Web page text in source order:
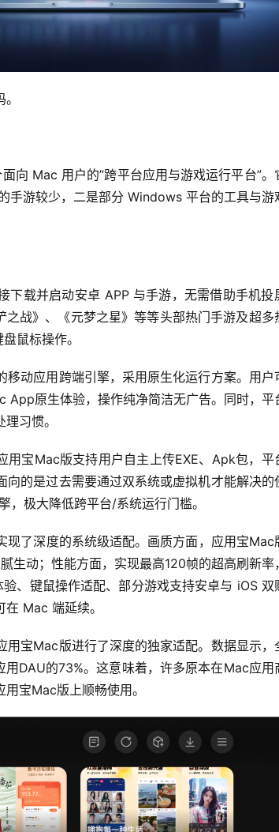
向 Mac 用户的”跨平台应用与游戏运行平台”。
手游较少，二是部分 Windows 平台的工具与游
下载并启动安卓 APP 与手游，无需借助手机投
战》、《元梦之星》等等头部热门手游及超多
鼠标操作。
动应用跨端引擎，采用原生化运行方案。用户
App原生体验，操作纯净简洁无广告。同时，平
习惯。
用宝Mac版支持用户自主上传EXE、Apk包，平
的是过去需要通过双系统或虚拟机才能解决的
极大降低跨平台/系统运行门槛。
现了深度的系统级适配。画质方面，应用宝Mac
生动；性能方面，实现最高120帧的超高刷新率
、键鼠操作适配、部分游戏支持安卓与 iOS 双
Mac 端延续。
用宝Mac版进行了深度的独家适配。数据显示，
DAU的73%。这意味着，许多原本在Mac应用
宝Mac版上顺畅使用。